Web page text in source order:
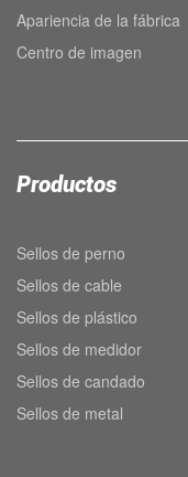
Apariencia de la fábrica
Centro de imagen
Productos
Sellos de perno
Sellos de cable
Sellos de plástico
Sellos de medidor
Sellos de candado
Sellos de metal